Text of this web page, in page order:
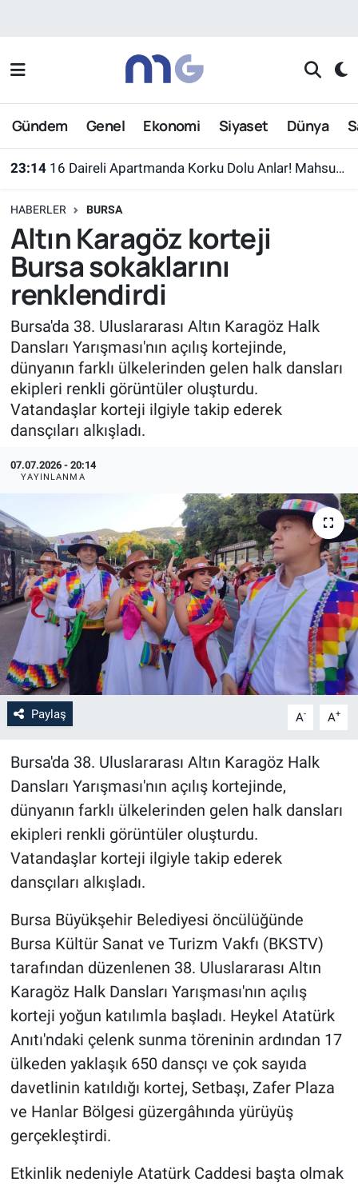
Gündem Genel Ekonomi Siyaset Dünya
23:14 16 Daireli Apartmanda Korku Dolu Anlar! Mahsur Kalanlar Kurtarıldı
HABERLER BURSA
Altın Karagöz korteji
Bursa sokaklarını
renklendirdi
Bursa'da 38. Uluslararası Altın Karagöz Halk
Dansları Yarışması'nın açılış kortejinde,
dünyanın farklı ülkelerinden gelen halk dansları
ekipleri renkli görüntüler oluşturdu.
Vatandaşlar korteji ilgiyle takip ederek
dansçıları alkışladı.
07.07.2026 - 20:14
YAYINLANMA
Paylaş A- A+
Bursa'da 38. Uluslararası Altın Karagöz Halk
Dansları Yarışması'nın açılış kortejinde,
dünyanın farklı ülkelerinden gelen halk dansları
ekipleri renkli görüntüler oluşturdu.
Vatandaşlar korteji ilgiyle takip ederek
dansçıları alkışladı.
Bursa Büyükşehir Belediyesi öncülüğünde
Bursa Kültür Sanat ve Turizm Vakfı (BKSTV)
tarafından düzenlenen 38. Uluslararası Altın
Karagöz Halk Dansları Yarışması'nın açılış
korteji yoğun katılımla başladı. Heykel Atatürk
Anıtı'ndaki çelenk sunma töreninin ardından 17
ülkeden yaklaşık 650 dansçı ve çok sayıda
davetlinin katıldığı kortej, Setbaşı, Zafer Plaza
ve Hanlar Bölgesi güzergâhında yürüyüş
gerçekleştirdi.
Etkinlik nedeniyle Atatürk Caddesi başta olmak
Nöbetçi Eczaneler
Hava Durumu
Süper Lig Puan Durumu ve Fikstür
Tüm Manşetler
Son Dakika Haberleri
Haber Arşivi